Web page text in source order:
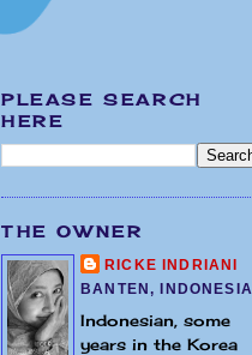
PLEASE SEARCH
HERE
THE OWNER
RICKE INDRIANI
BANTEN, INDONESIA
Indonesian, some
years in the Korea